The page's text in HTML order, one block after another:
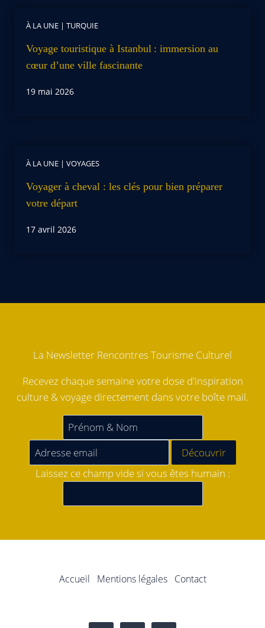
À LA UNE | TURQUIE
Voyage touristique à Istanbul : immersion au
cœur d’une ville fascinante
19 mai 2026
À LA UNE | VOYAGES
Voyager à cheval : les clés pour bien préparer
votre départ
17 avril 2026
La Newsletter Rencontres Tourisme Culturel
Recevez chaque semaine votre dose d'inspiration
culture & voyage directement dans votre boîte mail.
Laissez ce champ vide si vous êtes humain :
Accueil Mentions légales Contact